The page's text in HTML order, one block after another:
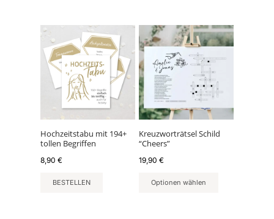
Hochzeitstabu mit 194+
tollen Begriffen
8,90 €
BESTELLEN
Kreuzworträtsel Schild
“Cheers”
19,90€
Optionen wählen